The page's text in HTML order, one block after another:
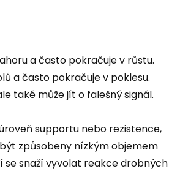
a často pokračuje v růstu.
a často pokračuje v poklesu.
také může jít o falešný signál.
supportu nebo rezistence,
způsobeny nízkým objemem
snaží vyvolat reakce drobných